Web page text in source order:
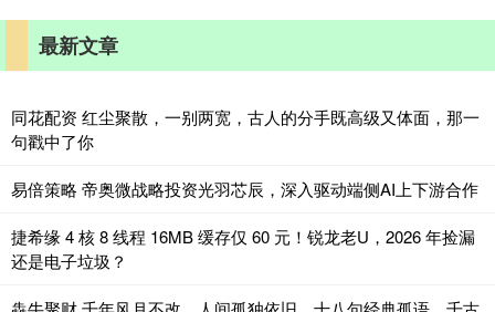
最新文章
同花配资 红尘聚散，一别两宽，古人的分手既高级又体面​，那一
句戳中了你
易倍策略 帝奥微战略投资光羽芯辰，深入驱动端侧AI上下游合作
捷希缘 4 核 8 线程 16MB 缓存仅 60 元！锐龙老U，2026 年捡漏
还是电子垃圾？